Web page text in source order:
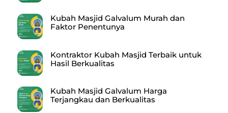
Kubah Masjid Galvalum Murah dan
Faktor Penentunya
Kontraktor Kubah Masjid Terbaik untuk
Hasil Berkualitas
Kubah Masjid Galvalum Harga
Terjangkau dan Berkualitas